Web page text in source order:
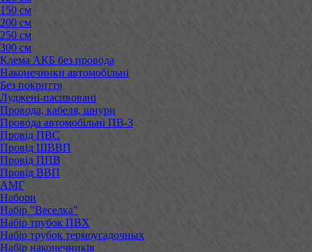
150 см
200 см
250 см
300 см
Клема АКБ без провода
Наконечники автомобільні
Без покриття
Луджені-пасивовані
Провода, кабеля, шнури
Провода автомобільні ПВ-3
Провід ПВС
Провід ШВВП
Провід ППВ
Провід ВВП
АМГ
Набори
Набір "Веселка"
Набір трубок ПВХ
Набір трубок термоусадочных
Набір наконечників